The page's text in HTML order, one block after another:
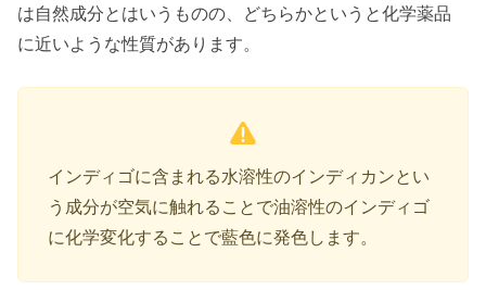
は自然成分とはいうものの、どちらかというと化学薬品
に近いような性質があります。
インディゴに含まれる水溶性のインディカンとい
う成分が空気に触れることで油溶性のインディゴ
に化学変化することで藍色に発色します。